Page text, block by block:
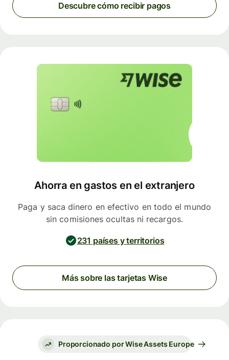
Descubre cómo recibir pagos
Ahorra en gastos en el extranjero
Paga y saca dinero en efectivo en todo el mundo
sin comisiones ocultas ni recargos.
231 países y territorios
Más sobre las tarjetas Wise
Proporcionado por Wise Assets Europe